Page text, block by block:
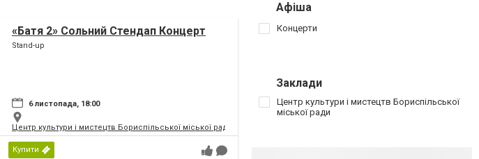
«Батя 2» Сольний Стендап Концерт
Stand-up
6 листопада, 18:00
Центр культури і мистецтв Бориспільської міської ради
Купити
Афіша
Концерти
Заклади
Центр культури і мистецтв Бориспільської
міської ради